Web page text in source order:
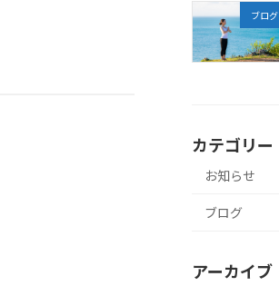
ブログ
カテゴリー
お知らせ
ブログ
アーカイブ